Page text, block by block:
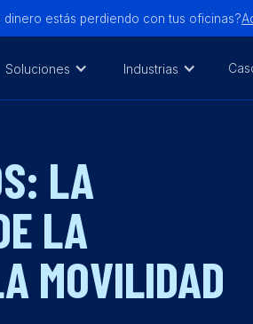
dinero estás perdiendo con tus oficinas?
Soluciones Industrias
LA
LA
MOVILIDAD